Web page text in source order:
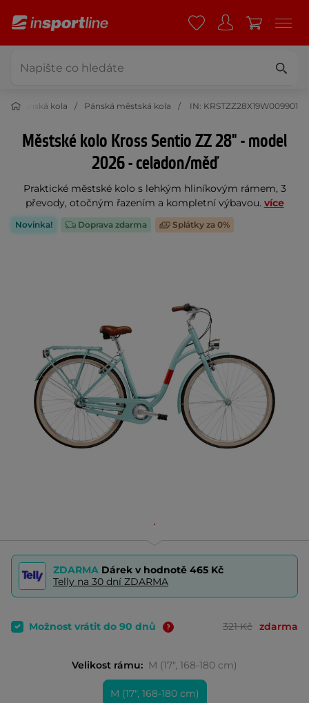
Pánská kola Pánská městská kola IN: KRSTZZ28X19W009901
Městské kolo Kross Sentio ZZ 28" - model
2026 - celadon/měď
Praktické městské kolo s lehkým hliníkovým rámem, 3
převody, otočným řazením a kompletní výbavou. více
Novinka! Doprava zdarma Splátky za 0%
ZDARMA Dárek v hodnotě 465 Kč
Telly na 30 dní ZDARMA
Možnost vrátit do 90 dnů 321 Kč zdarma
Velikost rámu: M (17", 168-180 cm)
M (17", 168-180 cm)